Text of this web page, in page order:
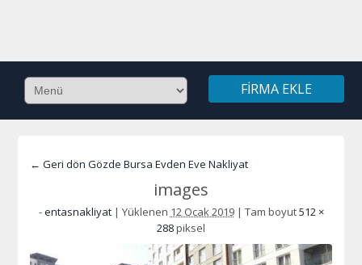
FIRMA EKLE
← Geri dön Gözde Bursa Evden Eve Nakliyat
images
-entasnakliyat | Yüklenen 12 Ocak 2019 | Tam boyut512 ×
288piksel